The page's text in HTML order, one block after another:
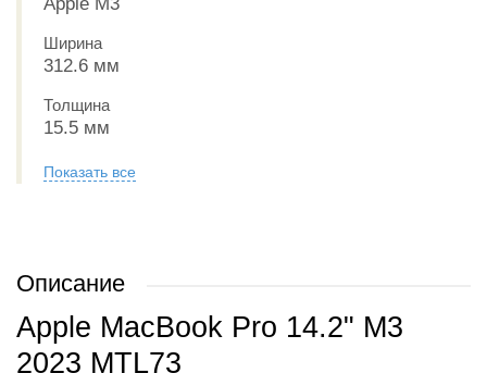
Ширина
312.6 мм
Толщина
15.5 мм
Показать все
Описание
Apple MacBook Pro 14.2" M3
2023 MTL73